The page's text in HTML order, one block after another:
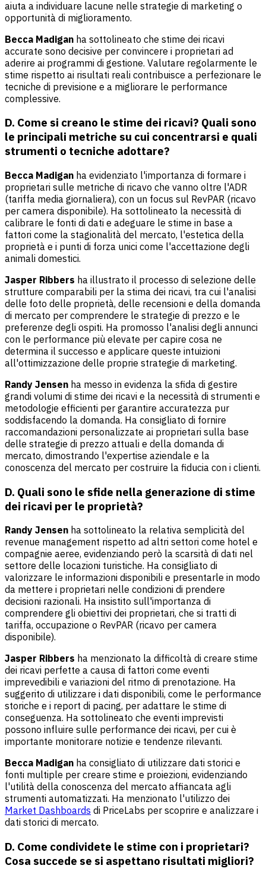
aiuta a individuare lacune nelle strategie di marketing o
opportunità di miglioramento.
Becca Madigan ha sottolineato che stime dei ricavi
accurate sono decisive per convincere i proprietari ad
aderire ai programmi di gestione. Valutare regolarmente le
stime rispetto ai risultati reali contribuisce a perfezionare le
tecniche di previsione e a migliorare le performance
complessive.
D. Come si creano le stime dei ricavi? Quali sono
le principali metriche su cui concentrarsi e quali
strumenti o tecniche adottare?
Becca Madigan ha evidenziato l'importanza di formare i
proprietari sulle metriche di ricavo che vanno oltre l'ADR
(tariffa media giornaliera), con un focus sul RevPAR (ricavo
per camera disponibile). Ha sottolineato la necessità di
calibrare le fonti di dati e adeguare le stime in base a
fattori come la stagionalità del mercato, l'estetica della
proprietà e i punti di forza unici come l'accettazione degli
animali domestici.
Jasper Ribbers ha illustrato il processo di selezione delle
strutture comparabili per la stima dei ricavi, tra cui l'analisi
delle foto delle proprietà, delle recensioni e della domanda
di mercato per comprendere le strategie di prezzo e le
preferenze degli ospiti. Ha promosso l'analisi degli annunci
con le performance più elevate per capire cosa ne
determina il successo e applicare queste intuizioni
all'ottimizzazione delle proprie strategie di marketing.
Randy Jensen ha messo in evidenza la sfida di gestire
grandi volumi di stime dei ricavi e la necessità di strumenti e
metodologie efficienti per garantire accuratezza pur
soddisfacendo la domanda. Ha consigliato di fornire
raccomandazioni personalizzate ai proprietari sulla base
delle strategie di prezzo attuali e della domanda di
mercato, dimostrando l'expertise aziendale e la
conoscenza del mercato per costruire la fiducia con i clienti.
D. Quali sono le sfide nella generazione di stime
dei ricavi per le proprietà?
Randy Jensen ha sottolineato la relativa semplicità del
revenue management rispetto ad altri settori come hotel e
compagnie aeree, evidenziando però la scarsità di dati nel
settore delle locazioni turistiche. Ha consigliato di
valorizzare le informazioni disponibili e presentarle in modo
da mettere i proprietari nelle condizioni di prendere
decisioni razionali. Ha insistito sull'importanza di
comprendere gli obiettivi dei proprietari, che si tratti di
tariffa, occupazione o RevPAR (ricavo per camera
disponibile).
Jasper Ribbers ha menzionato la difficoltà di creare stime
dei ricavi perfette a causa di fattori come eventi
imprevedibili e variazioni del ritmo di prenotazione. Ha
suggerito di utilizzare i dati disponibili, come le performance
storiche e i report di pacing, per adattare le stime di
conseguenza. Ha sottolineato che eventi imprevisti
possono influire sulle performance dei ricavi, per cui è
importante monitorare notizie e tendenze rilevanti.
Becca Madigan ha consigliato di utilizzare dati storici e
fonti multiple per creare stime e proiezioni, evidenziando
l'utilità della conoscenza del mercato affiancata agli
strumenti automatizzati. Ha menzionato l'utilizzo dei
Market Dashboards di PriceLabs per scoprire e analizzare i
dati storici di mercato.
D. Come condividete le stime con i proprietari?
Cosa succede se si aspettano risultati migliori?